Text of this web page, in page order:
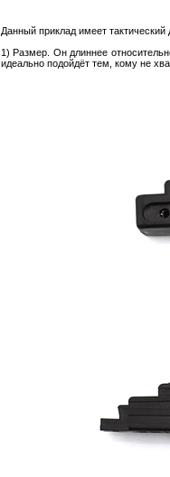
Данный приклад имеет
1) Размер. Он длиннее
идеально подойдёт тем, кому не